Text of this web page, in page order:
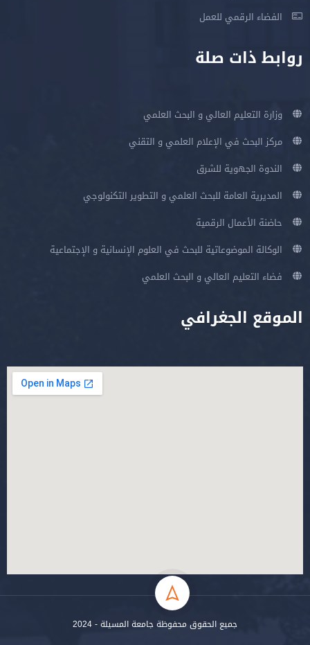
الفضاء الرقمي للعمل
روابط ذات صلة
وزارة التعليم العالي و البحث العلمي
مركز البحث في الإعلام العلمي و التقني
الندوة الجهوية للشرق
المديرية العامة للبحث العلمي و التطوير التكنولوجي
حاضنة الأعمال الرقمية
الوكالة الموضوعاتية للبحث في العلوم الإنسانية و الإجتماعية
فضاء التعليم العالي و البحث العلمي
الموقع الجغرافي
جميع الحقوق محفوظة جامعة المسيلة - 2024